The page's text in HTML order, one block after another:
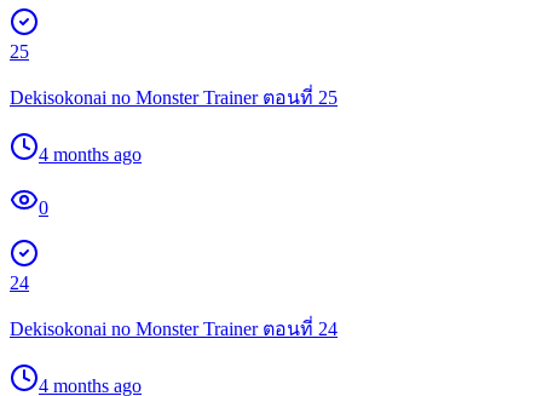
25
Dekisokonai no Monster Trainer ตอนที่ 25
4 months ago
0
24
Dekisokonai no Monster Trainer ตอนที่ 24
4 months ago